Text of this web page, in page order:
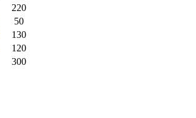
220
50
130
120
300